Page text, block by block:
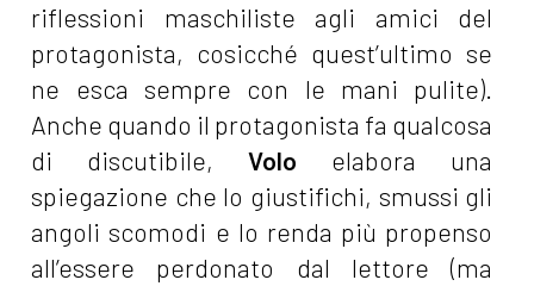
riflessioni maschiliste agli amici del
protagonista, cosicché quest’ultimo se
ne esca sempre con le mani pulite).
Anche quando il protagonista fa qualcosa
di discutibile,Volo elabora una
spiegazione che lo giustifichi, smussi gli
angoli scomodi e lo renda più propenso
all’essere perdonato dal lettore (ma